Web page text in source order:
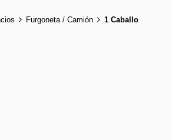
Furgoneta / Camión 1 Caballo